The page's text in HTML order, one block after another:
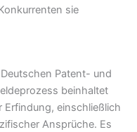
sie
Patent- und
beinhaltet
Erfindung, einschließlich
Ansprüche. Es